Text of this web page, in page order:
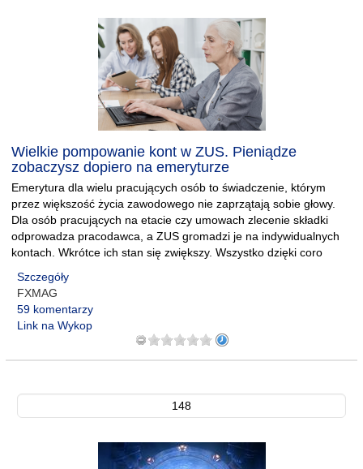
Wielkie pompowanie kont w ZUS. Pieniądze
zobaczysz dopiero na emeryturze
Emerytura dla wielu pracujących osób to świadczenie, którym
przez większość życia zawodowego nie zaprzątają sobie głowy.
Dla osób pracujących na etacie czy umowach zlecenie składki
odprowadza pracodawca, a ZUS gromadzi je na indywidualnych
kontach. Wkrótce ich stan się zwiększy. Wszystko dzięki coro
Szczegóły
FXMAG
59 komentarzy
Link na Wykop
148